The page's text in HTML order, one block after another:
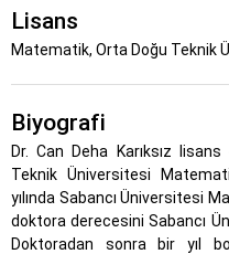
Lisans
Matematik, Orta Doğu Teknik
Biyografi
Dr. Can Deha Karıksız
Teknik Üniversitesi
yılında Sabancı Üniversitesi
doktora derecesini Sabancı
Doktoradan sonra bir yıl